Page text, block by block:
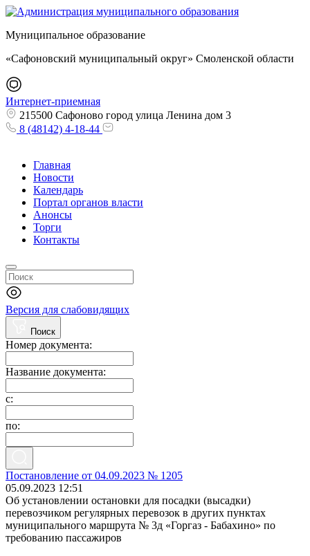
Муниципальное образование
«Сафоновский муниципальный округ» Смоленской области
Интернет-приемная
215500 Сафоново город улица Ленина дом 3
8 (48142) 4-18-44
Главная
Новости
Календарь
Портал органов власти
Анонсы
Торги
Контакты
Версия для слабовидящих
Поиск
Номер документа:
Название документа:
с:
по:
Постановление от 04.09.2023 № 1205
05.09.2023 12:51
Об установлении остановки для посадки (высадки)
перевозчиком регулярных перевозок в других пунктах
муниципального маршрута № 3д «Горгаз - Бабахино» по
требованию пассажиров